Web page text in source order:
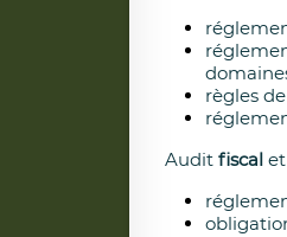
règles
Audit fiscalet